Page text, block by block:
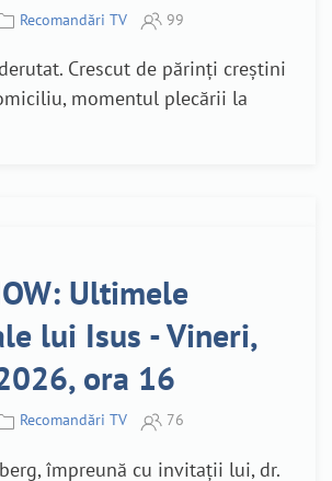
Recomandări TV 99
Crescut de părinți creștini
momentul plecării la
Ultimele
lui Isus - Vineri,
ora 16
Recomandări TV 76
împreună cu invitații lui, dr.